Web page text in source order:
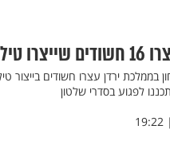
המדינה
בממלכת ירדן עצרו חשודים
לפגוע בסדרי שלטון